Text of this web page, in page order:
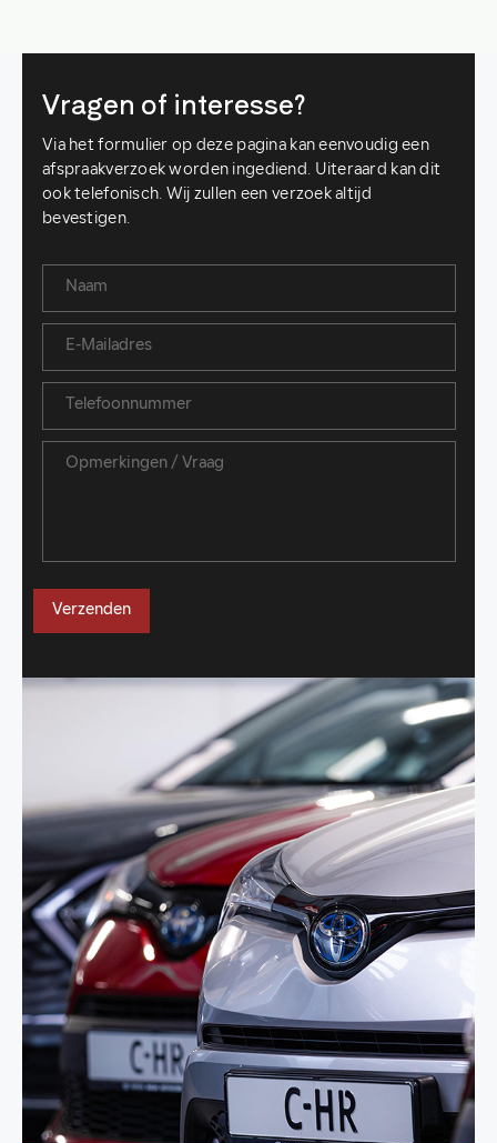
Vragen of interesse?
Via het formulier op deze pagina kan eenvoudig een
afspraakverzoek worden ingediend. Uiteraard kan dit
ook telefonisch. Wij zullen een verzoek altijd
bevestigen.
Verzenden